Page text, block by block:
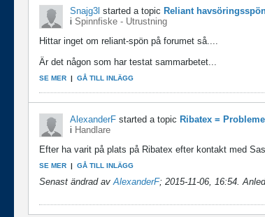
Snajg3l started a topic Reliant
i Spinnfiske - Utrustning
Hittar inget om reliant-spön på forumet så....
Är det någon som har testat sammarbetet...
SE MER GÅ TILL INLÄGG
AlexanderF started a topic Ribatex =
i Handlare
Efter ha varit på plats på Ribatex efter kontakt med
SE MER GÅ TILL INLÄGG
Senast ändrad avAlexanderF; 2015-11-06, 16:54.